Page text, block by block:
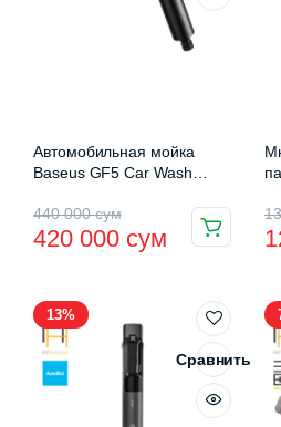
Автомобильная мойка
Baseus GF5 Car Wash
(CPGF000101)
440 000сум
Первоначальная
цена
440
000 сум.
420 000 сум
Текущая
цена:
000 сум.
13%
Сравнить